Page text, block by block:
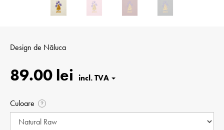
Design de Năluca
89.00 lei
Culoare ?